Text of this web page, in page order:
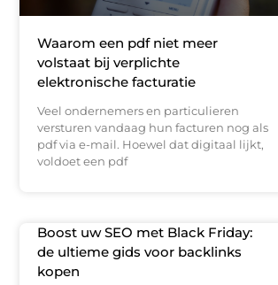
Waarom een pdf niet meer
volstaat bij verplichte
elektronische facturatie
Veel ondernemers en particulieren
versturen vandaag hun facturen nog als
pdf via e-mail. Hoewel dat digitaal lijkt,
voldoet een pdf
Boost uw SEO met Black Friday:
de ultieme gids voor backlinks
kopen